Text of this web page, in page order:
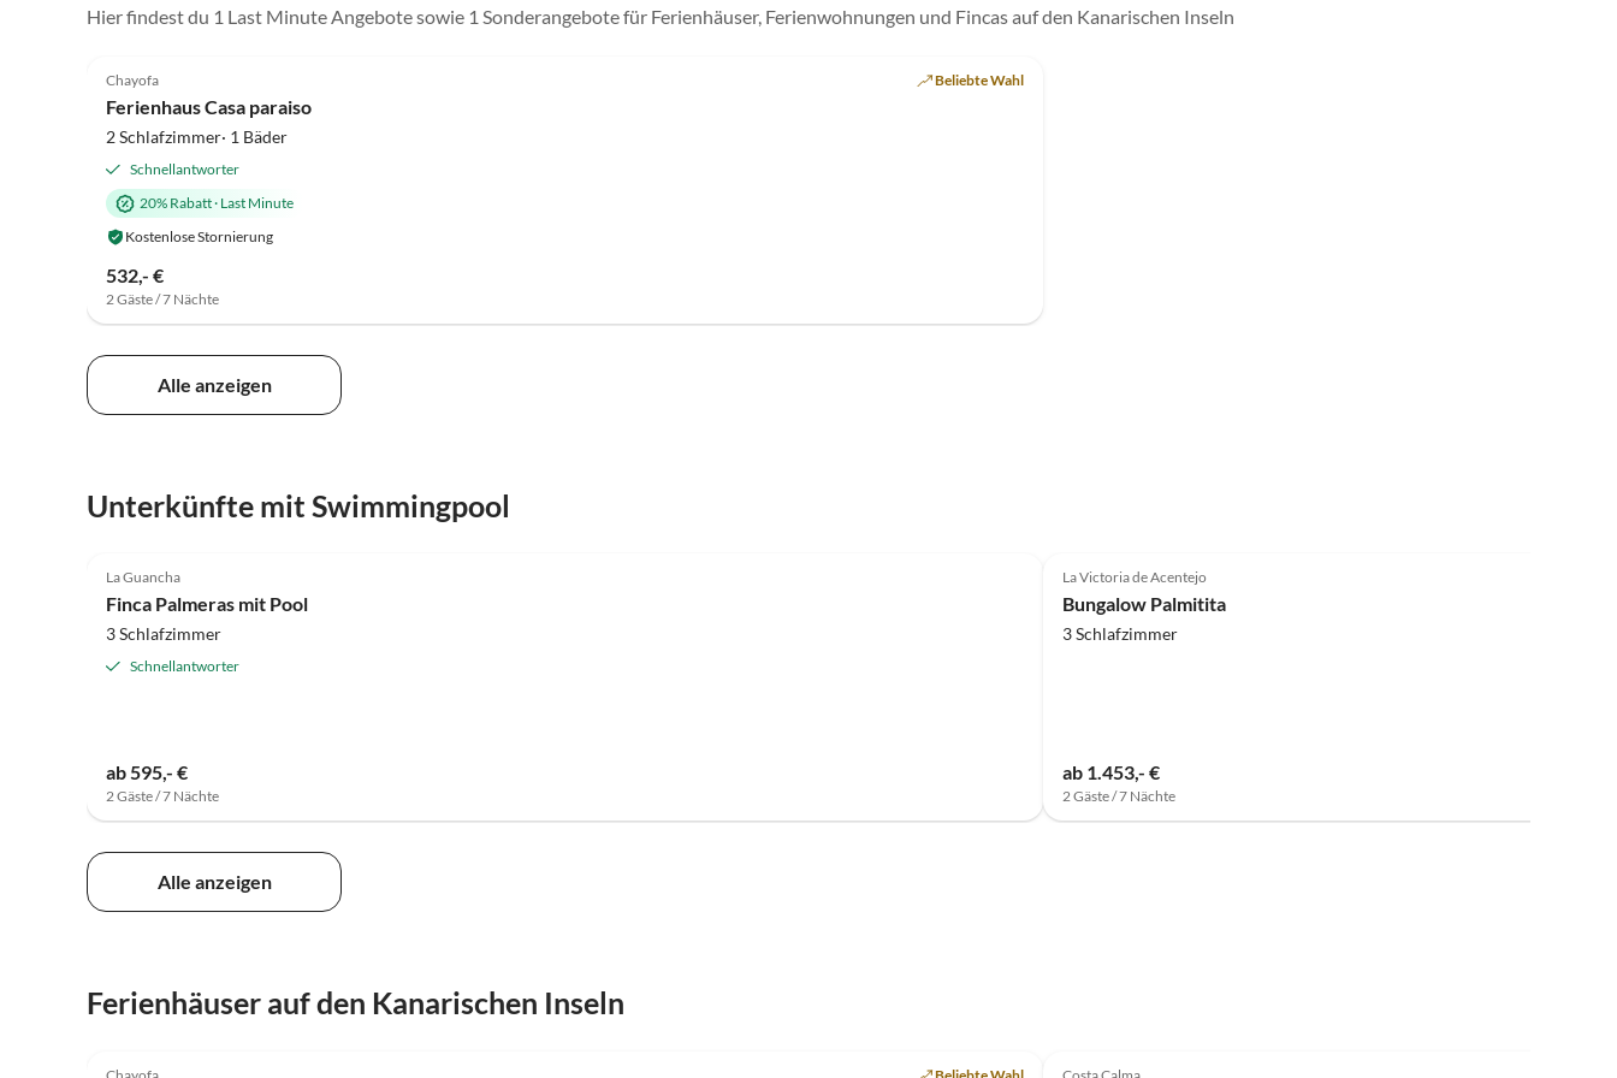
Hier findest du 1 Last Minute Angebote sowie 1 Sonderangebote für Ferienhäuser, Ferienwohnungen und Fincas auf den Kanarischen Inseln
Chayofa Beliebte Wahl
Ferienhaus Casa paraiso
2 Schlafzimmer· 1 Bäder
Schnellantworter
20% Rabatt· Last Minute
Kostenlose Stornierung
532,- €
2 Gäste / 7 Nächte
Alle anzeigen
Unterkünfte mit Swimmingpool
La Guancha
Finca Palmeras mit Pool
3 Schlafzimmer
Schnellantworter
ab 595,- €
2 Gäste / 7 Nächte
Super-Gastgeber
La Victoria de Acentejo
Bungalow Palmitita
3 Schlafzimmer
ab 1.453,- €
2 Gäste / 7 Nächte
Alle anzeigen
Ferienhäuser auf den Kanarischen Inseln